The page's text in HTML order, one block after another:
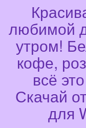
любимой
утром!
кофе,
всё
Скачай
для